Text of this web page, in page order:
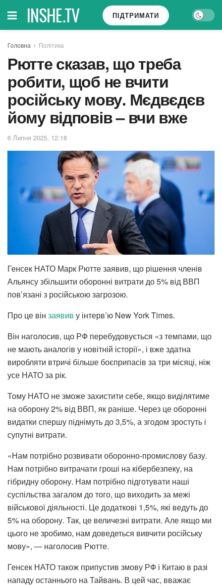
INSHE.TV ПІДТРИМАТИ
Головна Політика
Рютте сказав, що треба
робити, щоб не вчити
російську мову. Мєдвєдєв
йому відповів – вчи вже
6 Липня 2025, 12:18
Генсек НАТО Марк Рютте заявив, що рішення членів
Альянсу збільшити оборонні витрати до 5% від ВВП
пов’язані з російською загрозою.
Про це він заявив у інтерв’ю New York Times.
Він наголосив, що РФ перебудовується «з темпами, що
не мають аналогів у новітній історії», і вже здатна
виробляти втричі більше боєприпасів за три місяці, ніж
усе НАТО за рік.
Тому НАТО не зможе захистити себе, якщо виділятиме
на оборону 2% від ВВП, як раніше. Через це оборонні
видатки спершу піднімуть до 3,5%, а згодом зростуть і
супутні витрати.
«Нам потрібно розвивати оборонно-промислову базу.
Нам потрібно витрачати гроші на кібербезпеку, на
гібридну оборону. Нам потрібно підготувати наші
суспільства загалом до того, що виходить за межі
військової діяльності. Це додаткові 1,5%, які ведуть до
5% на оборону. Так, це величезні витрати. Але якщо ми
цього не зробимо, нам доведеться вивчити російську
мову», — наголосив Рютте.
Генсек НАТО також припустив змову РФ і Китаю в разі
нападу останнього на Тайвань. В цей час, вважає